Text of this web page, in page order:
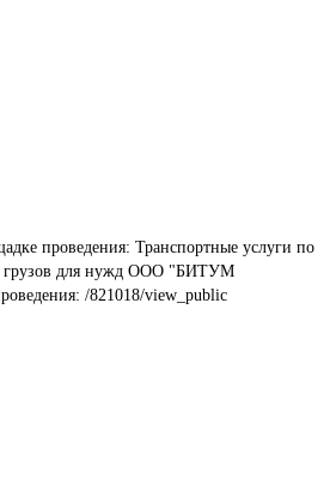
проведения: Транспортные услуги по
грузов для нужд ООО "БИТУМ
/821018/view_public